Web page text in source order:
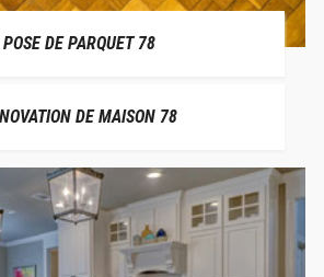
POSE DE PARQUET 78
DE MAISON 78